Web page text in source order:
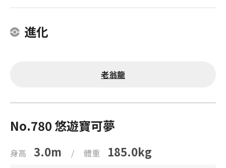
進化
老翁龍
No.780 悠遊寶可夢
身高 3.0m / 體重 185.0kg